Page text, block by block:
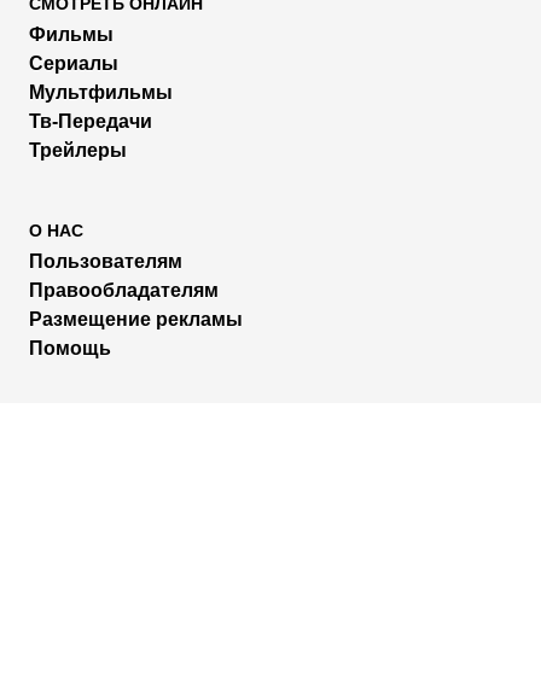
Фильмы
Сериалы
Мультфильмы
Тв-Передачи
Трейлеры
О НАС
Пользователям
Правообладателям
Размещение рекламы
Помощь